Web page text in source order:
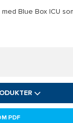
Blue Box ICU
PDF